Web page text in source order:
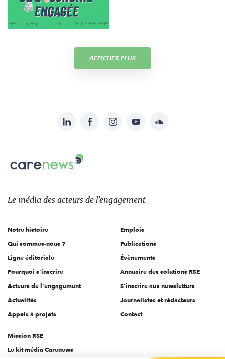
AFFICHER PLUS
sur:
LinkedInFacebookInstagramYouTubeSoundcloud
Carenews,
Le
des
l'engagement
Le média des acteurs de l'engagement
Notre histoire
Qui sommes-nous ?
Ligne éditoriale
Pourquoi s'inscrire
Acteurs de l'engagement
Actualités
Appels à projets
Emplois
Publications
Évènements
Annuaire des solutions RSE
S'inscrire aux newsletters
Journalistes et rédacteurs
Contact
Mission RSE
Le kit média Carenews